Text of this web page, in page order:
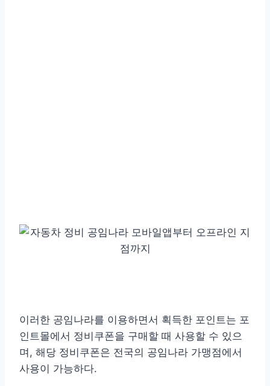
이러한 공임나라를 이용하면서 획득한 포인트는 포
인트몰에서 정비쿠폰을 구매할 때 사용할 수 있으
며, 해당 정비쿠폰은 전국의 공임나라 가맹점에서
사용이 가능하다.